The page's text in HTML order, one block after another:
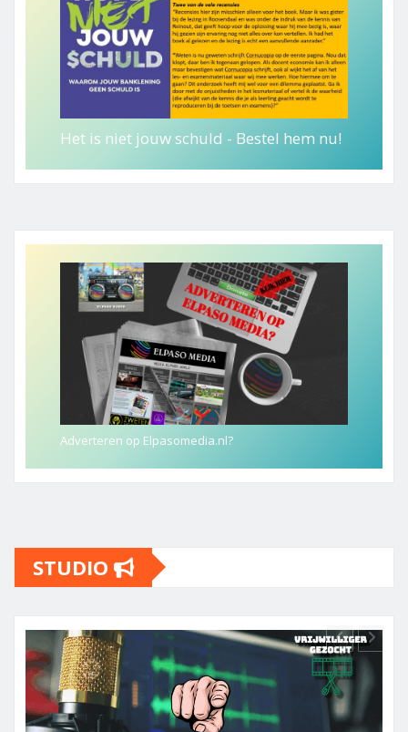
Het is niet jouw schuld - Bestel hem nu!
Adverteren op Elpasomedia.nl?
STUDIO